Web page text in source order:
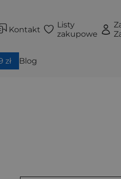
Kontakt
Listy
zakupowe
zł Blog